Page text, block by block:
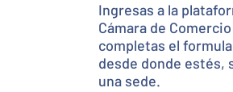
Ingresas a la
Cámara de
completas el
desde donde estés,
una sede.